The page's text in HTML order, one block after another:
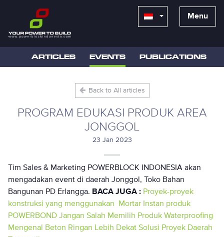
Menu
ARTICLES EVENTS PUBLICATIONS
Back to All articles
PROGRAM EDUKASI PRODUK AREA
JONGGOL
23 Jan 2023
Tim Sales & Marketing POWERBLOCK INDONESIA akan
mengadakan event di daerah Jonggol, Toko Bahan
Bangunan PD Erlangga. BACA JUGA : Proyek-proyek
konstruksi yang menggunakan Mortar Instan produk
POWERBOND Jangan Salah Memilih Produk Waterproofing
Mengenal Beton Ringan Lebih Dekat Solusi Proyek Daerah